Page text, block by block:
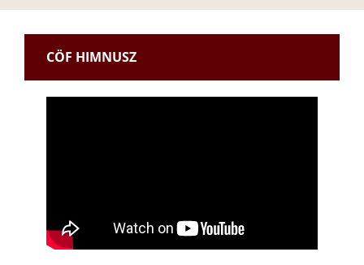
CÖF HIMNUSZ